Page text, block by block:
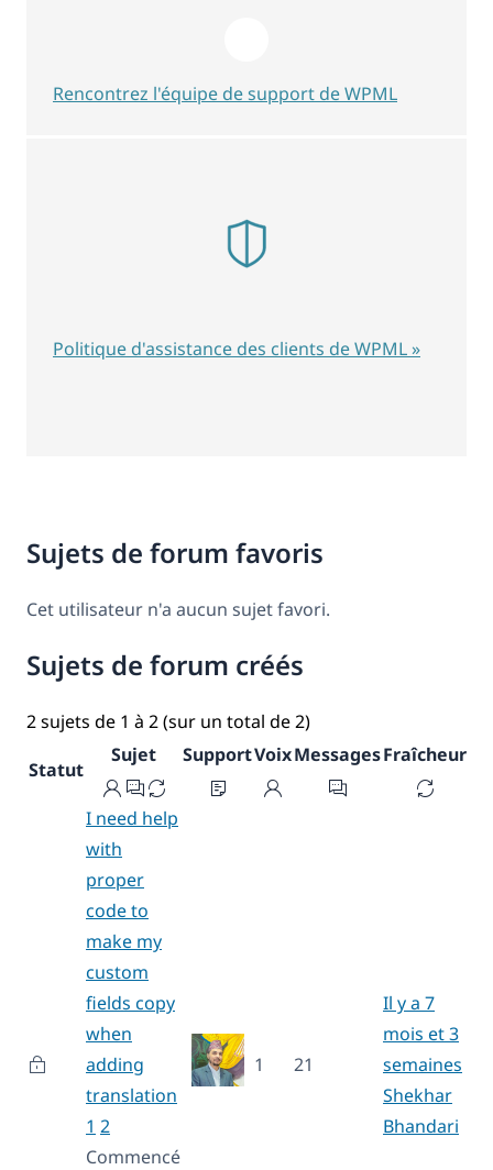
Sujets de forum favoris
Cet utilisateur n'a aucun sujet favori.
Sujets de forum créés
2 sujets de 1 à 2 (sur un total de 2)
Statut
Sujet SupportVoixMessagesFraîcheur
I need help
with
proper
code to
make my
custom
fields copy
when
adding
translation
1 2
Commencé
1 21
Il y a 7
mois et 3
semaines
Shekhar
Bhandari
Rencontrez l'équipe de support de WPML
Politique d'assistance des clients de WPML »